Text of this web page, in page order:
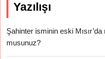
Yazılışı
Şahinter isminin eski Mısır’da
musunuz?